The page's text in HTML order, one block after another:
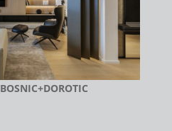
BOSNIC+DOROTIC